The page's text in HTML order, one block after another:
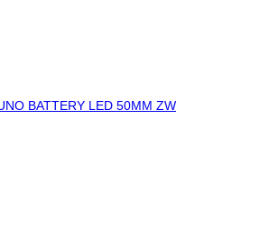
BATTERY LED 50MM ZW